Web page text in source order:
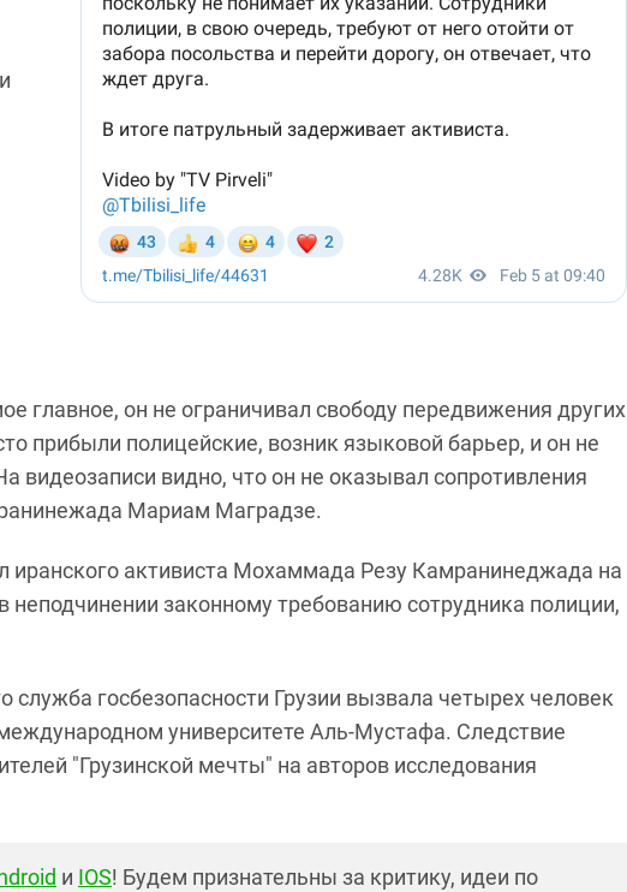
главное, он не ограничивал свободу передвижения других
прибыли полицейские, возник языковой барьер, и он не
видеозаписи видно, что он не оказывал сопротивления
Мариам Маградзе.
иранского активиста Мохаммада Резу Камранинеджада на
неподчинении законному требованию сотрудника полиции,
служба госбезопасности Грузии вызвала четырех человек
университете Аль-Мустафа. Следствие
"Грузинской мечты" на авторов исследования
и IOS! Будем признательны за критику, идеи по